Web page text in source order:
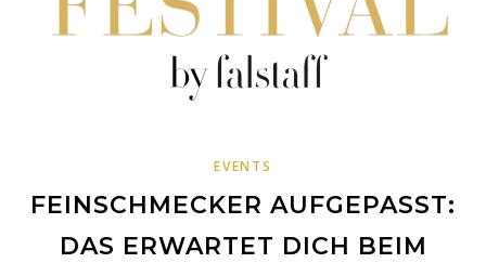
EVENTS
FEINSCHMECKER AUFGEPASST:
DAS ERWARTET DICH BEIM